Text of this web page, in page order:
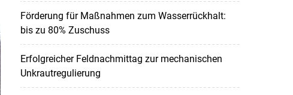
Förderung für Maßnahmen zum Wasserrückhalt:
bis zu 80% Zuschuss
Erfolgreicher Feldnachmittag zur mechanischen
Unkrautregulierung